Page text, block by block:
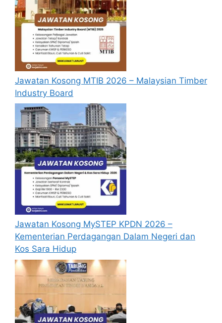
Jawatan Kosong MTIB 2026 – Malaysian Timber
Industry Board
Jawatan Kosong MySTEP KPDN 2026 –
Kementerian Perdagangan Dalam Negeri dan
Kos Sara Hidup